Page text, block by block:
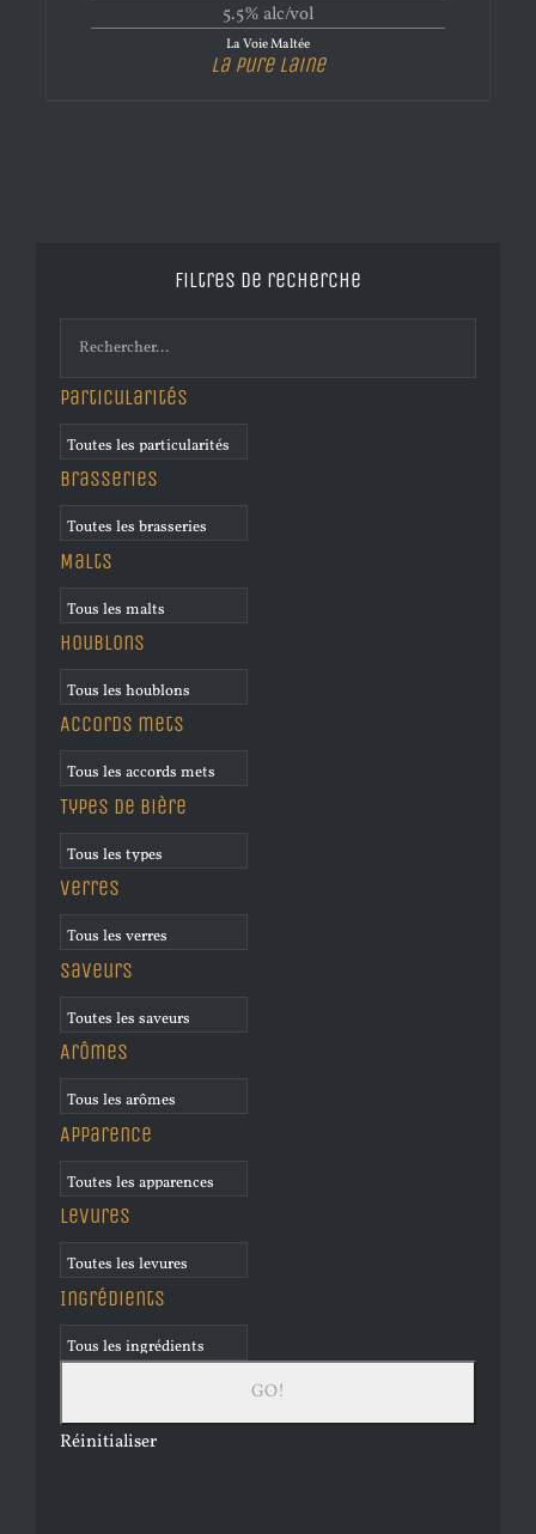
5.5% alc/vol
La Voie Maltée
La Pure Laine
Filtres de recherche
Particularités
Brasseries
Malts
Houblons
Accords mets
Types de bière
Verres
Saveurs
Arômes
Apparence
Levures
Ingrédients
Réinitialiser